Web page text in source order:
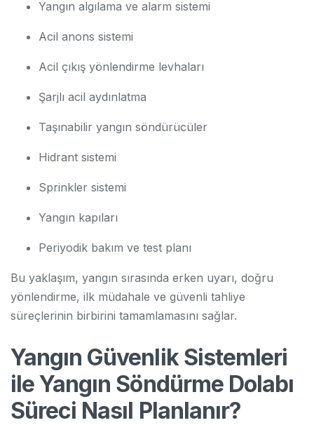
Yangın algılama ve alarm sistemi
Acil anons sistemi
Acil çıkış yönlendirme levhaları
Şarjlı acil aydınlatma
Taşınabilir yangın söndürücüler
Hidrant sistemi
Sprinkler sistemi
Yangın kapıları
Periyodik bakım ve test planı
Bu yaklaşım, yangın sırasında erken uyarı, doğru
yönlendirme, ilk müdahale ve güvenli tahliye
süreçlerinin birbirini tamamlamasını sağlar.
Yangın Güvenlik Sistemleri
ile Yangın Söndürme Dolabı
Süreci Nasıl Planlanır?